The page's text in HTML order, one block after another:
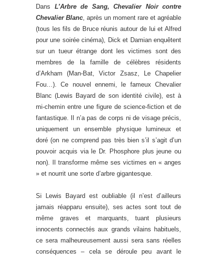
Dans L’Arbre de Sang, Chevalier Noir contre
Chevalier Blanc, après un moment rare et agréable
(tous les fils de Bruce réunis autour de lui et Alfred
pour une soirée cinéma), Dick et Damian enquêtent
sur un tueur étrange dont les victimes sont des
membres de la famille de célèbres résidents
d’Arkham (Man-Bat, Victor Zsasz, Le Chapelier
Fou…). Ce nouvel ennemi, le fameux Chevalier
Blanc (Lewis Bayard de son identité civile), est à
mi-chemin entre une figure de science-fiction et de
fantastique. Il n’a pas de corps ni de visage précis,
uniquement un ensemble physique lumineux et
doré (on ne comprend pas très bien s’il s’agit d’un
pouvoir acquis via le Dr. Phosphore plus jeune ou
non). Il transforme même ses victimes en « anges
» et nourrit une sorte d’arbre gigantesque.
Si Lewis Bayard est oubliable (il n’est d’ailleurs
jamais réapparu ensuite), ses actes sont tout de
même graves et marquants, tuant plusieurs
innocents connectés aux grands vilains habituels,
ce sera malheureusement aussi sera sans réelles
conséquences – cela se déroule peu avant le